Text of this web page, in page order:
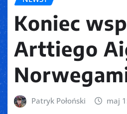
Koniec
Arttiego
Patryk Połoński maj